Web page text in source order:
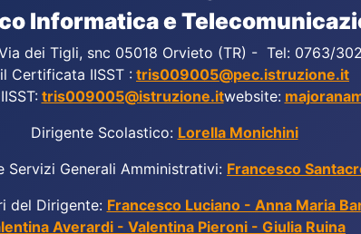
Informatica e
dei Tigli, snc 05018 Orvieto (TR) - Tel: 0763/
Certificata IISST : tris009005@pec.istruzione.it
tris009005@istruzione.itwebsite:
Dirigente Scolastico: Lorella Monichini
Servizi Generali Amministrativi: Francesco
del Dirigente: Francesco Luciano - Anna Maria
Averardi - Valentina Pieroni - Giulia Ruina